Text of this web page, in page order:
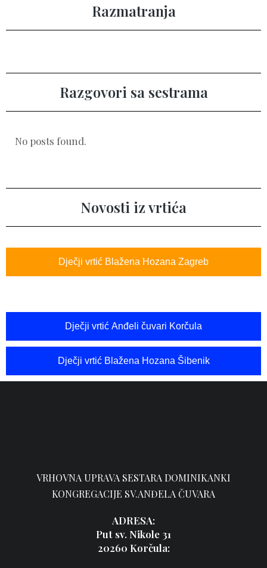
Razmatranja
Razgovori sa sestrama
No posts found.
Novosti iz vrtića
Dječji vrtić Blažena Hozana Zagreb
Dječji vrtić Anđeli čuvari Korčula
Dječji vrtić Blažena Hozana Šibenik
VRHOVNA UPRAVA SESTARA DOMINIKANKI
KONGREGACIJE SV.ANĐELA ČUVARA
ADRESA:
Put sv. Nikole 31
20260 Korčula: